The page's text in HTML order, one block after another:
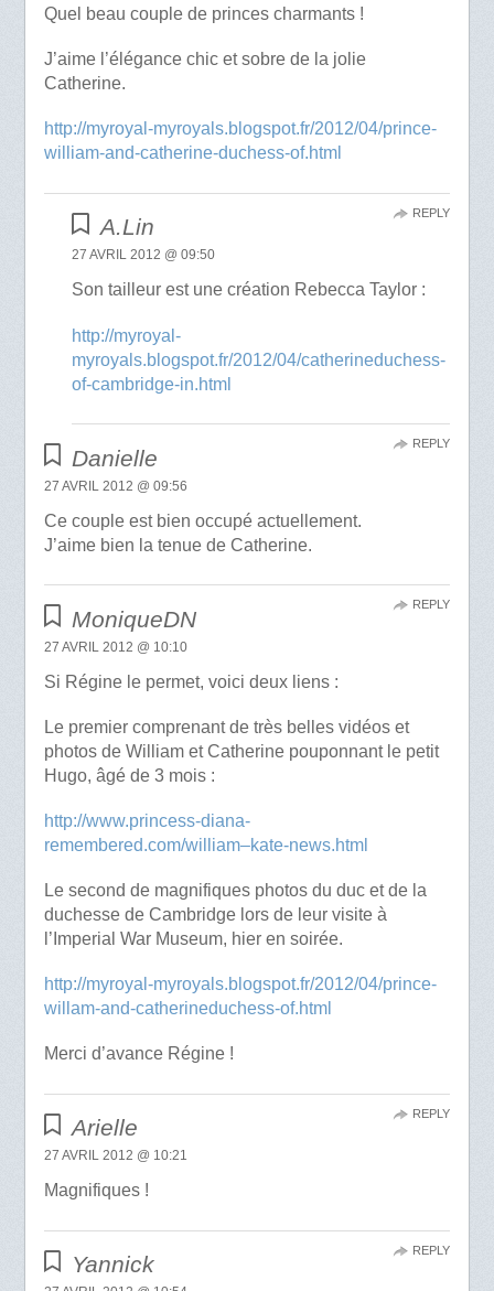
Quel beau couple de princes charmants !
J’aime l’élégance chic et sobre de la jolie
Catherine.
http://myroyal-myroyals.blogspot.fr/2012/04/prince-
william-and-catherine-duchess-of.html
A.Lin
27 AVRIL 2012 @ 09:50
Son tailleur est une création Rebecca Taylor :
http://myroyal-
myroyals.blogspot.fr/2012/04/catherineduchess-
of-cambridge-in.html
REPLY
Danielle
27 AVRIL 2012 @ 09:56
Ce couple est bien occupé actuellement.
J’aime bien la tenue de Catherine.
REPLY
MoniqueDN
27 AVRIL 2012 @ 10:10
Si Régine le permet, voici deux liens :
Le premier comprenant de très belles vidéos et
photos de William et Catherine pouponnant le petit
Hugo, âgé de 3 mois :
http://www.princess-diana-
remembered.com/william–kate-news.html
Le second de magnifiques photos du duc et de la
duchesse de Cambridge lors de leur visite à
l’Imperial War Museum, hier en soirée.
http://myroyal-myroyals.blogspot.fr/2012/04/prince-
willam-and-catherineduchess-of.html
Merci d’avance Régine !
REPLY
Arielle
27 AVRIL 2012 @ 10:21
Magnifiques !
REPLY
Yannick
REPLY